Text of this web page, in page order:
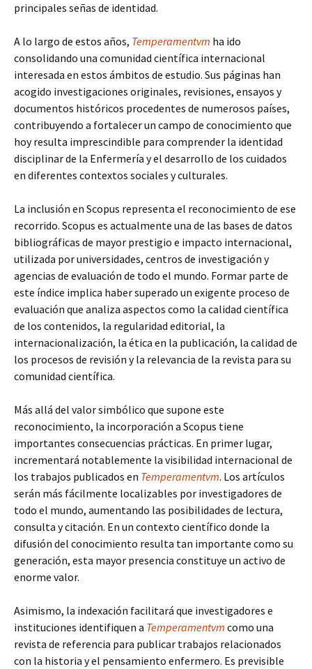
principales señas de identidad.
A lo largo de estos años, Temperamentvm ha ido
consolidando una comunidad científica internacional
interesada en estos ámbitos de estudio. Sus páginas han
acogido investigaciones originales, revisiones, ensayos y
documentos históricos procedentes de numerosos países,
contribuyendo a fortalecer un campo de conocimiento que
hoy resulta imprescindible para comprender la identidad
disciplinar de la Enfermería y el desarrollo de los cuidados
en diferentes contextos sociales y culturales.
La inclusión en Scopus representa el reconocimiento de ese
recorrido. Scopus es actualmente una de las bases de datos
bibliográficas de mayor prestigio e impacto internacional,
utilizada por universidades, centros de investigación y
agencias de evaluación de todo el mundo. Formar parte de
este índice implica haber superado un exigente proceso de
evaluación que analiza aspectos como la calidad científica
de los contenidos, la regularidad editorial, la
internacionalización, la ética en la publicación, la calidad de
los procesos de revisión y la relevancia de la revista para su
comunidad científica.
Más allá del valor simbólico que supone este
reconocimiento, la incorporación a Scopus tiene
importantes consecuencias prácticas. En primer lugar,
incrementará notablemente la visibilidad internacional de
los trabajos publicados en Temperamentvm. Los artículos
serán más fácilmente localizables por investigadores de
todo el mundo, aumentando las posibilidades de lectura,
consulta y citación. En un contexto científico donde la
difusión del conocimiento resulta tan importante como su
generación, esta mayor presencia constituye un activo de
enorme valor.
Asimismo, la indexación facilitará que investigadores e
instituciones identifiquen a Temperamentvm como una
revista de referencia para publicar trabajos relacionados
con la historia y el pensamiento enfermero. Es previsible